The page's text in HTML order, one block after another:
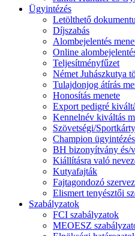
Ügyintézés
Letölthető
Díjszabás
Alombejelentés
Online
Teljesítményfűzet
Német Juhászkutya
Tulajdonjog átírás
Honosítás menete
Export pedigré
Kennelnév kiváltás
Szövetségi/
Champion ügyintézés
BH bizonyítvány és/
Kiállításra való
Kutyafajták
Fajtagondozó
Elismert tenyésztői
Szabályzatok
FCI szabályzatok
MEOESZ